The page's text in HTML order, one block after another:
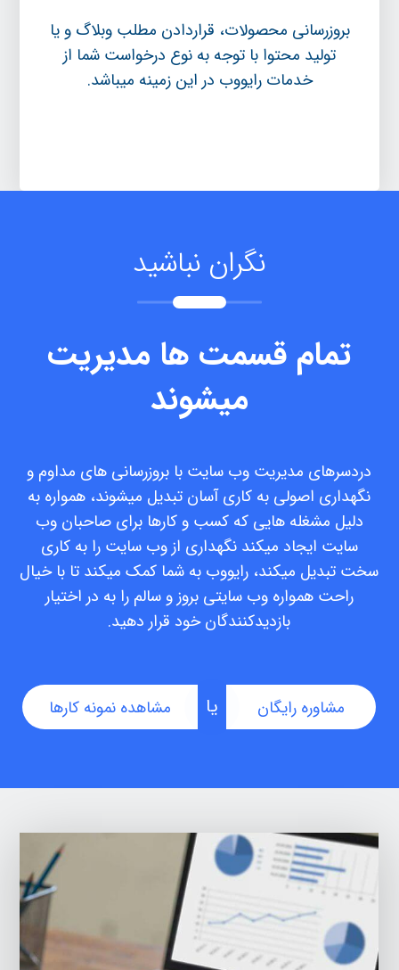
بروزرسانی محصولات، قراردادن مطلب وبلاگ و یا
تولید محتوا با توجه به نوع درخواست شما از
خدمات رایووب در این زمینه میباشد.
نگران نباشید
تمام قسمت ها مدیریت
میشوند
دردسرهای مدیریت وب سایت با بروزرسانی های مداوم و
نگهداری اصولی به کاری آسان تبدیل میشوند، همواره به
دلیل مشغله هایی که کسب و کارها برای صاحبان وب
سایت ایجاد میکند نگهداری از وب سایت را به کاری
سخت تبدیل میکند، رایووب به شما کمک میکند تا با خیال
راحت همواره وب سایتی بروز و سالم را به در اختیار
بازدیدکنندگان خود قرار دهید.
مشاوره رایگان یا مشاهده نمونه کارها